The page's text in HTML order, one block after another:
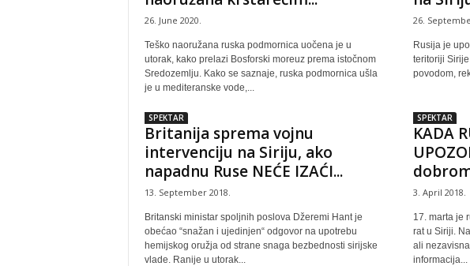
26. June 2020.
Teško naoružana ruska podmornica uočena je u
utorak, kako prelazi Bosforski moreuz prema istočnom
Sredozemlju. Kako se saznaje, ruska podmornica ušla
je u mediteranske vode,...
26.
Rusija je
teritoriji
povodom,
SPEKTAR
Britanija sprema vojnu
intervenciju na Siriju, ako
napadnu Ruse NEĆE IZAĆI...
13. September 2018.
Britanski ministar spoljnih poslova Džeremi Hant je
obećao “snažan i ujedinjen“ odgovor na upotrebu
hemijskog oružja od strane snaga bezbednosti sirijske
vlade. Ranije u utorak...
SPEKTAR
KADA
3. April 2018.
17. marta je
rat u Siriji.
ali
informacija...